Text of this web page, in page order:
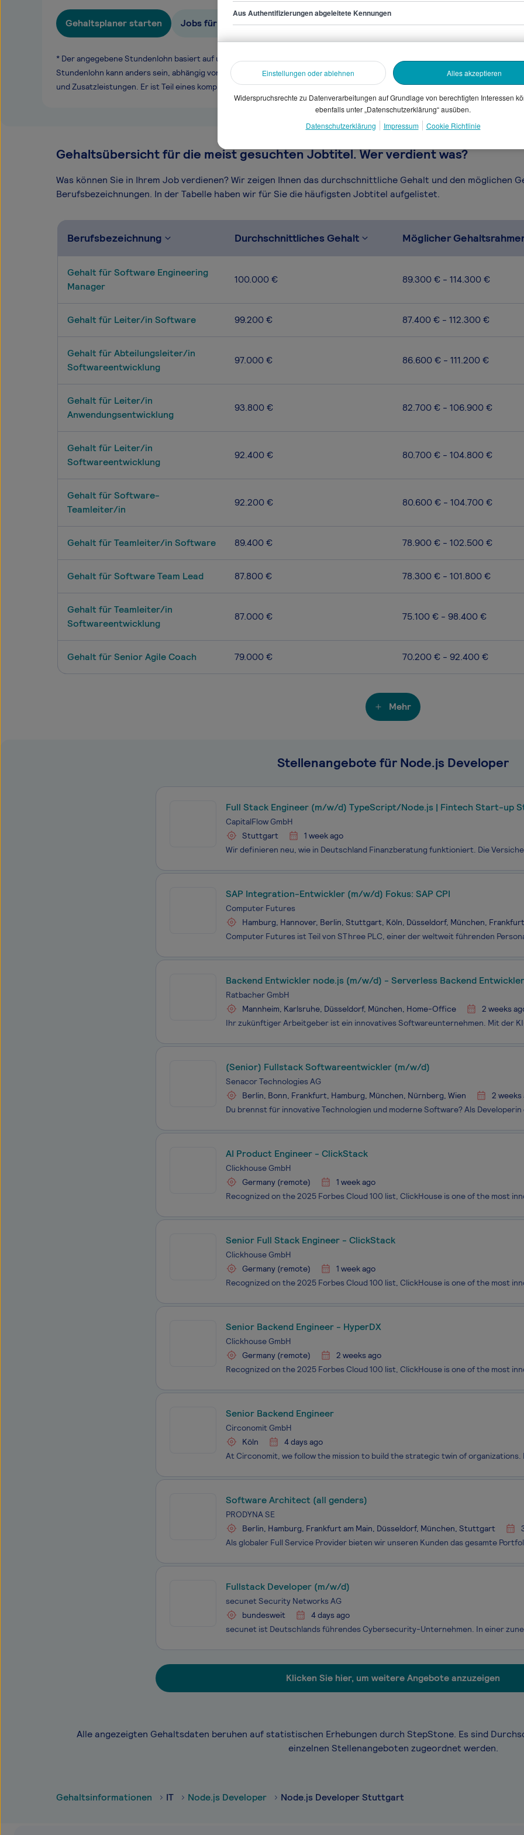
Gehaltsplaner starten Jobs für Node.js Developer
* Der angegebene Stundenlohn basiert auf unseren gesammelten Daten. Dein
Stundenlohn kann anders sein, abhängig von Überstunden, Branche, Selbstständigkeit
und Zusatzleistungen. Er ist Teil eines komplexen Vergütungssystems.
Gehaltsübersicht für die meist gesuchten Jobtitel. Wer verdient was?
Was können Sie in Ihrem Job verdienen? Wir zeigen Ihnen das durchschnittliche Gehalt und den möglichen
Berufsbezeichnungen. In der Tabelle haben wir für Sie die häufigsten Jobtitel aufgelistet.
Berufsbezeichnung Durchschnittliches Gehalt Möglicher
Gehalt für Software Engineering
Manager
100.000 € 89.300 € - 114.300 €
Gehalt für Leiter/in Software 99.200 € 87.400 € - 112.300 €
Gehalt für Abteilungsleiter/in
Softwareentwicklung
97.000 € 86.600 € - 111.200 €
Gehalt für Leiter/in
Anwendungsentwicklung
93.800 € 82.700 € - 106.900 €
Gehalt für Leiter/in
Softwareentwicklung
92.400 € 80.700 € - 104.800 €
Gehalt für Software-
Teamleiter/in
92.200 € 80.600 € - 104.700 €
Gehalt für Teamleiter/in Software 89.400 € 78.900 € - 102.500 €
Gehalt für Software Team Lead 87.800 € 78.300 € - 101.800 €
Gehalt für Teamleiter/in
Softwareentwicklung
87.000 € 75.100 € - 98.400 €
Gehalt für Senior Agile Coach 79.000 € 70.200 € - 92.400 €
Mehr
Stellenangebote für Node.js Developer
Full Stack Engineer (m/w/d) TypeScript/Node.js | Fintech Start-up
CapitalFlow GmbH
Stuttgart
1 week ago
SAP Integration-Entwickler (m/w/d) Fokus: SAP CPI
Computer Futures
Hamburg, Hannover, Berlin, Stuttgart, Köln, Düsseldorf, München, Frankfurt
Backend Entwickler node.js (m/w/d) - Serverless Backend Entwickler
Ratbacher GmbH
Mannheim, Karlsruhe, Düsseldorf, München, Home-Office
2 weeks
(Senior) Fullstack Softwareentwickler (m/w/d)
Senacor Technologies AG
Berlin, Bonn, Frankfurt, Hamburg, München, Nürnberg, Wien
2 weeks
AI Product Engineer - ClickStack
Clickhouse GmbH
Germany (remote)
1 week ago
Senior Full Stack Engineer - ClickStack
Clickhouse GmbH
Germany (remote)
1 week ago
Senior Backend Engineer - HyperDX
Clickhouse GmbH
Germany (remote)
2 weeks ago
Senior Backend Engineer
Circonomit GmbH
Köln
4 days ago
Software Architect (all genders)
PRODYNA SE
Berlin, Hamburg, Frankfurt am Main, Düsseldorf, München, Stuttgart
Fullstack Developer (m/w/d)
secunet Security Networks AG
bundesweit
4 days ago
Klicken Sie hier, um weitere Angebote anzuzeigen
Alle angezeigten Gehaltsdaten beruhen auf statistischen Erhebungen durch StepStone. Es sind
einzelnen Stellenangeboten zugeordnet werden.
Gehaltsinformationen IT Node.js Developer Node.js Developer Stuttgart
Aus Authentifizierungen abgeleitete Kennungen
Einstellungen oder ablehnen Alles akzeptieren
Widerspruchsrechte zu Datenverarbeitungen auf Grundlage von berechtigten Interessen
ebenfalls unter „Datenschutzerklärung“ ausüben.
Datenschutzerklärung
Impressum Cookie Richtlinie